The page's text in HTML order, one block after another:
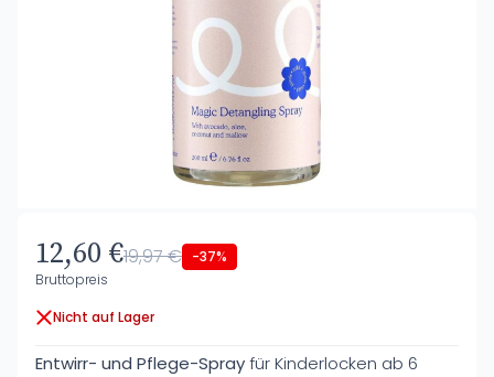
12,60 €19,97 € -37%
Bruttopreis
Nicht auf Lager
Entwirr- und Pflege-Sprayfür Kinderlocken ab 6